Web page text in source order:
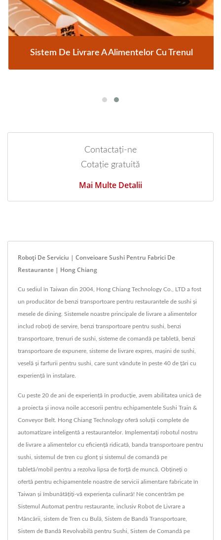
Sistem De Livrare A Alimentelor Cu Trenul
Contactați-ne
Cotație gratuită
Mai Multe Detalii
Roboți De Serviciu | Conveioare Sushi Pentru Fabrici De
Restaurante | Hong Chiang
Cu sediul în Taiwan din 2004, Hong Chiang Technology Co., LTD a fost
un producător de benzi transportoare pentru restaurantele de sushi și
mesele de dining. Sistemele noastre principale de livrare a alimentelor
includ roboți de servire, benzi transportoare pentru sushi, benzi
transportoare, trenuri de sushi, sisteme de comandă pe tabletă, benzi
transportoare de expunere, sisteme de livrare expres, mașini de sushi,
veselă și farfurii pentru sushi, care sunt vândute în peste 40 de țări cu
experiență în instalare.
Cu peste 20 de ani de experiență în producție, avem abilitatea unică de
a proiecta și inova noile accesorii pentru echipamentele Sushi Train &
Conveyor Belt. Hong Chiang Technology oferă soluții complete de
automatizare inteligentă a restaurantelor. Implementați robotul nostru
de livrare a alimentelor cu eficiență ridicată, banda transportoare pentru
sushi, sistemul de tren cu glonț și sistemul de comandă pe
tabletă/mobil pentru a rezolva lipsa de forță de muncă. Obțineți o
ofertă pentru echipamentele noastre de servicii alimentare fabricate în
Taiwan și îmbunătățiți-vă experiența culinară! Ne concentrăm pe
Sistemul Automat pentru restaurante, inclusiv Robot de Livrare a
Mâncării, sistem de Tren cu Bulă, Sistem de Bandă Transportoare,
Sistem de Bandă Revolvabilă pentru Sushi, Sistem de Comandă pe